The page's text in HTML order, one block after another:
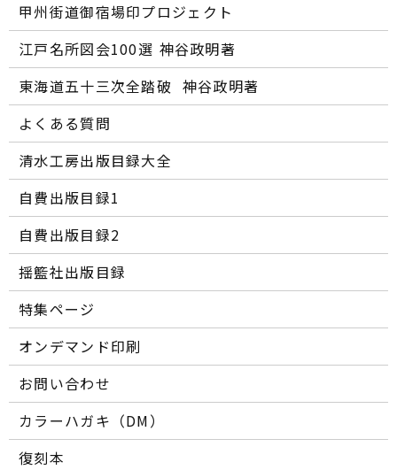
甲州街道御宿場印プロジェクト
江戸名所図会100選―― 神谷政明著
東海道五十三次全踏破 ―― 神谷政明著
よくある質問
清水工房出版目録大全
自費出版目録1
自費出版目録2
揺籃社出版目録
特集ページ
オンデマンド印刷
お問い合わせ
カラーハガキ（DM）
復刻本